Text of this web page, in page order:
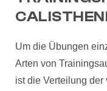
Um die Übungen
Arten von
ist die Verteilung